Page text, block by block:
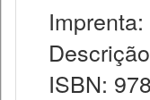
ISBN: